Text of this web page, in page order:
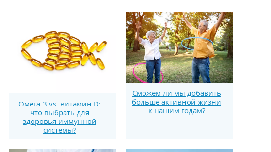
Омега-3 vs. витамин D:
что выбрать для
здоровья иммунной
системы?
Сможем ли мы добавить
больше активной жизни
к нашим годам?